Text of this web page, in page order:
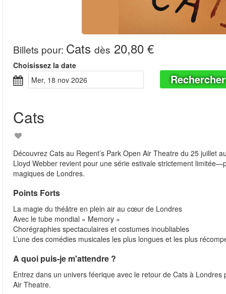
Billets pour: Cats dès 20,80 €
Choisissez la date
mer, 18 nov 2026
Rechercher
Cats
Découvrez Cats au Regent’s Park Open Air Theatre du 25 juillet
Lloyd Webber revient pour une série estivale strictement
magiques de Londres.
Points Forts
La magie du théâtre en plein air au cœur de Londres
Avec le tube mondial « Memory »
Chorégraphies spectaculaires et costumes inoubliables
L’une des comédies musicales les plus longues et les plus
A quoi puis-je m'attendre ?
Entrez dans un univers féerique avec le retour de Cats à
Air Theatre.